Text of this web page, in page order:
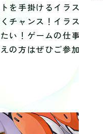
を手掛けるイラスト
チャンス！イラスト
い！ゲームの仕事に
の方はぜひご参加く